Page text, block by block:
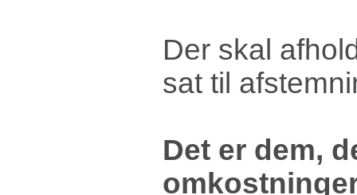
Der skal
sat til
Det er dem,